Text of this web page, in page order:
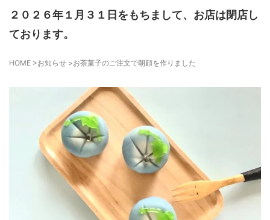
２０２６年１月３１日をもちまして、お店は閉店し
ております。
HOME >お知らせ >お茶菓子のご注文で朝顔を作りました